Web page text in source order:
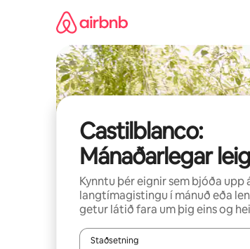
Castilblanco:
Mánaðarlegar
Kynntu þér eignir sem bjóða upp
langtímagistingu í mánuð eða
getur látið fara um þig eins og
Staðsetning